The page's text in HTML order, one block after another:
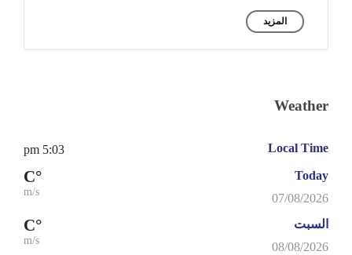
المزيد
Weather
Local Time
5:03 pm
Today
07/08/2026
°C
m/s
السبت
08/08/2026
°C
m/s